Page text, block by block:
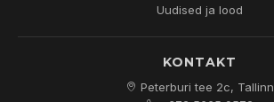
Uudised ja lood
KONTAKT
Peterburi tee 2c, Tallinn